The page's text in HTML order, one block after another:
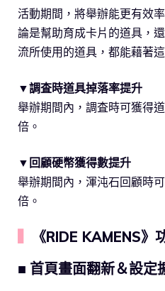
活動期間，將舉辦能更有效
論是幫助育成卡片的道具，
流所使用的道具，都能藉著
▼調査時道具掉落率提升
舉辦期間內，調査時可獲得
倍。
▼回顧硬幣獲得數提升
舉辦期間內，渾沌石回顧時
倍。
《RIDE KAMENS》
■ 首頁畫面翻新＆設定